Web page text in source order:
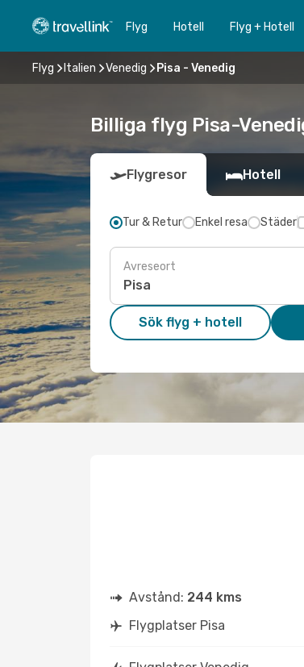
Flyg Hotell Flyg + Hotell
Flyg Italien Venedig Pisa - Venedig
Billiga flyg Pisa-
Flygresor Hotell
Tur & Retur Enkel resa Städer
Avreseort
Sök flyg + hotell
Avstånd: 244 kms
Flygplatser Pisa